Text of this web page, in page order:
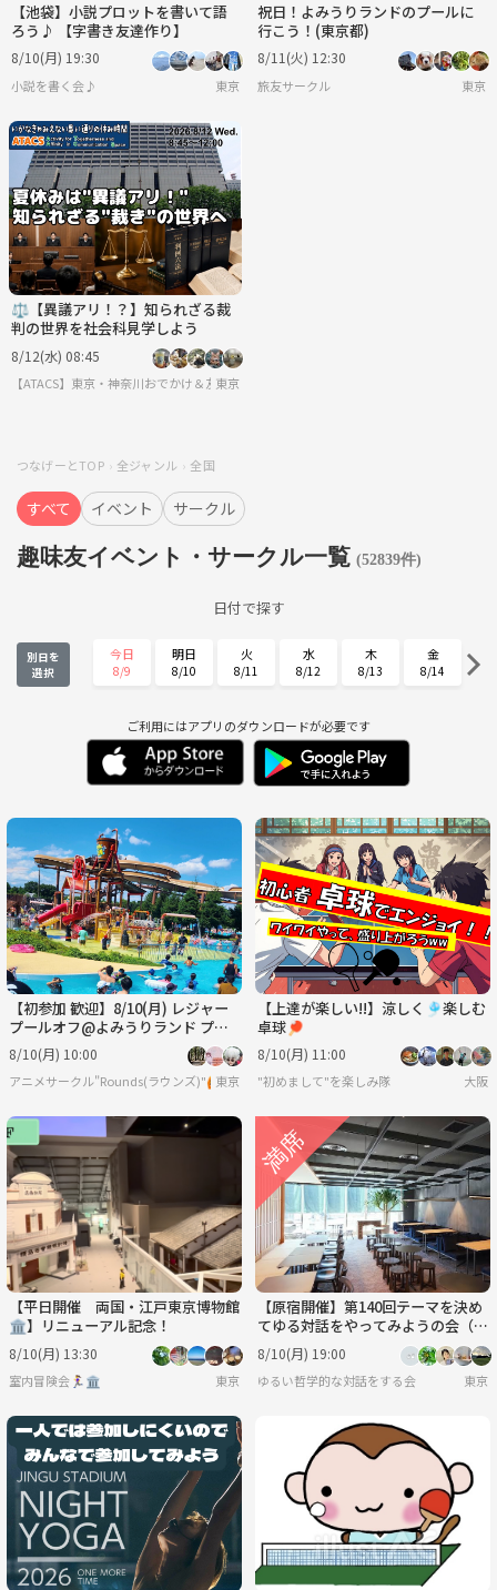
【池袋】小説プロットを書いて語
ろう♪ 【字書き友達作り】
8/10(月) 19:30
小説を書く会♪ 東京
祝日！よみうりランドのプールに
行こう！(東京都)
8/11(火) 12:30
旅友サークル 東京
⚖️【異議アリ！？】知られざる裁
判の世界を社会科見学しよう
8/12(水) 08:45
【ATACS】東京・神奈川おでかけ＆友達づくり｜20代30代中心
東京
つなげーとTOP 全ジャンル 全国
すべて イベント サークル
趣味友イベント・サークル一覧 (52839件)
日付で探す
別日を
選択
今日
8/9
明日
8/10
火
8/11
水
8/12
木
8/13
金
8/14
8/15 8/16 8/17 8/18 8/19
金
8/21
土
8/22
月
8/24
火
8/25
8/27 8/29 8/30 8/31 9/1
水
9/2
木
9/3
土
9/5
日
9/6
月
9/7
ご利用にはアプリのダウンロードが必要です
【初参加 歓迎】8/10(月) レジャー
プールオフ@よみうりランド プー
ルWAI ☀️
8/10(月) 10:00
アニメサークル"Rounds(ラウンズ)"🙆東京
【上達が楽しい!!】涼しく🎐楽しむ
卓球🏓
8/10(月) 11:00
"初めまして"を楽しみ隊 大阪
【平日開催 両国・江戸東京博物館
🏛️】リニューアル記念！
8/10(月) 13:30
室内冒険会🏃‍♀️🏛 東京
【原宿開催】第140回テーマを決め
てゆる対話をやってみようの会（人
は環境で変われるのか？）
8/10(月) 19:00
ゆるい哲学的な対話をする会 東京